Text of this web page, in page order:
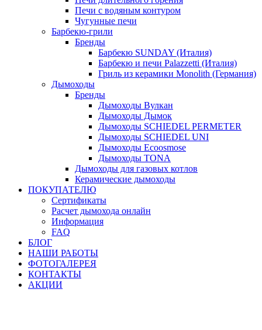
Печи с водяным контуром
Чугунные печи
Барбекю-грили
Бренды
Барбекю SUNDAY (Италия)
Барбекю и печи Palazzetti (Италия)
Гриль из керамики Monolith (Германия)
Дымоходы
Бренды
Дымоходы Вулкан
Дымоходы Дымок
Дымоходы SCHIEDEL PERMETER
Дымоходы SCHIEDEL UNI
Дымоходы Ecoosmose
Дымоходы TONA
Дымоходы для газовых котлов
Керамические дымоходы
ПОКУПАТЕЛЮ
Сертификаты
Расчет дымохода онлайн
Информация
FAQ
БЛОГ
НАШИ РАБОТЫ
ФОТОГАЛЕРЕЯ
КОНТАКТЫ
АКЦИИ